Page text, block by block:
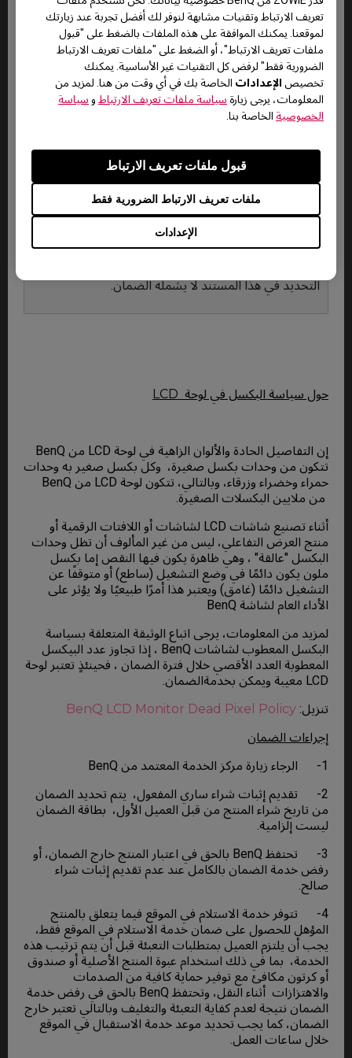
تعريف الارتباط وتقنيات مشابهة لنوفر لك أفضل تجربة عند زيارتك
لموقعنا. يمكنك الموافقة على هذه الملفات بالضغط على "قبول
ملفات تعريف الارتباط"، أو الضغط على "ملفات تعريف الارتباط
الضرورية فقط" لرفض كل التقنيات غير الأساسية. يمكنك
تخصيص الإعدادات الخاصة بك في أي وقت من هنا. لمزيد من
المعلومات، يرجى زيارة سياسة ملفات تعريف الارتباط و سياسة
الخصوصية الخاصة بنا.
الإعدادات
ملفات تعريف الارتباط الضرورية فقط
قبول ملفات تعريف الارتباط
Hotkey puck
(SW/PD/PV or
designer series)
3 شهور -
الملحقات الأخرى والقطع الإستهلاكية
القطع الإستهلاكية بما في ذلك كابلات الإشارة، كابل
التحديد في هذا المستند لا يشمله الضمان.
حول سياسة البكسل في لوحة LCD
إن التفاصيل الحادة والألوان الزاهية في لوحة LCD من BenQ
تتكون من وحدات بكسل صغيرة، وكل بكسل صغير به وحدات
حمراء وخضراء وزرقاء، وبالتالي، تتكون لوحة LCD من BenQ
من ملايين البكسلات الصغيرة.
أثناء تصنيع شاشات LCD لشاشات أو اللافتات الرقمية أو
منتج العرض التفاعلي، ليس من غير المألوف أن تظل وحدات
البكسل "عالقة" ، وهي ظاهرة يكون فيها النقص إما بكسل
ملون يكون دائمًا في وضع التشغيل (ساطع) أو متوقفًا عن
التشغيل دائمًا (غامق) ويعتبر هذا أمرًا طبيعيًا ولا يؤثر على
الأداء العام لشاشة BenQ
لمزيد من المعلومات، يرجى اتباع الوثيقة المتعلقة بسياسة
البكسل المعطوب لشاشات BenQ ، إذا تجاوز عدد البيكسل
المعطوبة العدد الأقصي خلال فترة الضمان ، فحينئذٍ تعتبر لوحة
LCD معيبة ويمكن بخدمةالضمان.
تنزيل: BenQ LCD Monitor Dead Pixel Policy
إجراءات الضمان
1- الرجاء زيارة مركز الخدمة المعتمد من BenQ
2- تقديم إثبات شراء ساري المفعول، يتم تحديد الضمان
من تاريخ شراء المنتج من قبل العميل الأول، بطاقة الضمان
ليست إلزامية.
3- تحتفظ BenQ بالحق في اعتبار المنتج خارج الضمان، أو
رفض خدمة الضمان بالكامل عند عدم تقديم إثبات شراء
صالح.
4- تتوفر خدمة الاستلام في الموقع فيما يتعلق بالمنتج
المؤهل للحصول على ضمان خدمة الاستلام في الموقع فقط،
يجب أن يلتزم العميل بمتطلبات التعبئة قبل أن يتم ترتيب هذه
الخدمة، بما في ذلك استخدام عبوة المنتج الأصلية أو صندوق
أو كرتون مكافئ مع توفير حماية كافية من الصدمات
والاهتزازات أثناء النقل، وتحتفظ BenQ بالحق في رفض خدمة
الضمان نتيجة لعدم كفاية التعبئة والتغليف وبالتالي تعتبر خارج
الضمان، كما يجب تحديد موعد خدمة الاستقبال في الموقع
خلال ساعات العمل.